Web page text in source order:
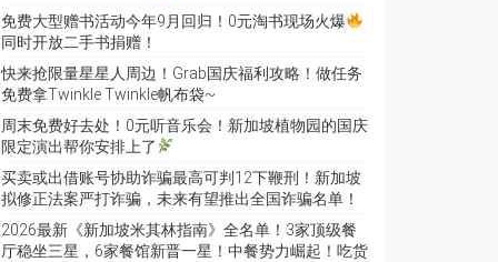
免费大型赠书活动今年9月回归！0元淘书现场火爆
同时开放二手书捐赠！
快来抢限量星星人周边！Grab国庆福利攻略！做任务
免费拿Twinkle Twinkle帆布袋~
周末免费好去处！0元听音乐会！新加坡植物园的国庆
限定演出帮你安排上了
买卖或出借账号协助诈骗最高可判12下鞭刑！新加坡
拟修正法案严打诈骗，未来有望推出全国诈骗名单！
2026最新《新加坡米其林指南》全名单！3家顶级餐
厅稳坐三星，6家餐馆新晋一星！中餐势力崛起！吃货